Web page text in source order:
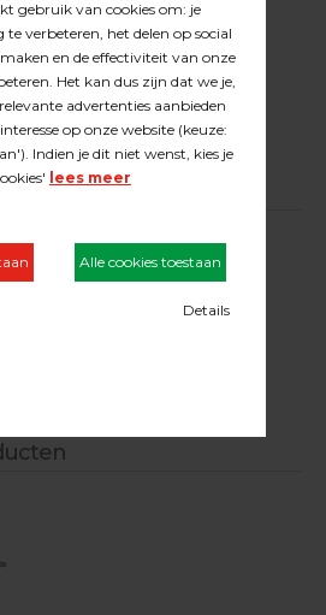
verstuurd.
in NL vanaf €200,-
te zien.
is een uit nylon
met doel een groter
Dit
o.a. verouderd parket